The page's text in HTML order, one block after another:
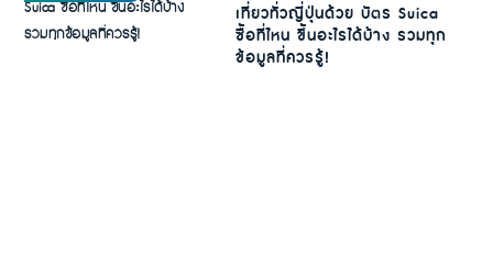
เที่ยวทั่วญี่ปุ่นด้วย บัตร Suica
ซื้อที่ไหน ขึ้นอะไรได้บ้าง รวมทุก
ข้อมูลที่ควรรู้!